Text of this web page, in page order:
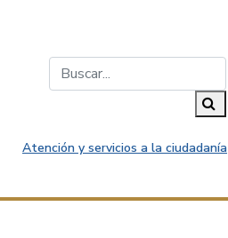
Atención y servicios a la ciudadanía